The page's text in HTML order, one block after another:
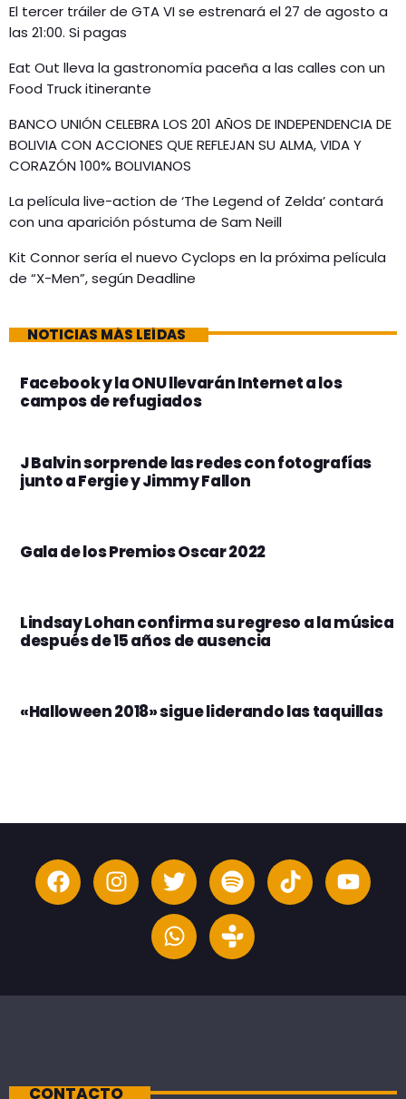
El tercer tráiler de GTA VI se estrenará el 27 de agosto a
las 21:00. Si pagas
Eat Out lleva la gastronomía paceña a las calles con un
Food Truck itinerante
BANCO UNIÓN CELEBRA LOS 201 AÑOS DE INDEPENDENCIA DE
BOLIVIA CON ACCIONES QUE REFLEJAN SU ALMA, VIDA Y
CORAZÓN 100% BOLIVIANOS
La película live-action de ‘The Legend of Zelda’ contará
con una aparición póstuma de Sam Neill
Kit Connor sería el nuevo Cyclops en la próxima película
de “X-Men”, según Deadline
NOTICIAS MÁS LEÍDAS
Facebook y la ONU llevarán Internet a los
campos de refugiados
J Balvin sorprende las redes con fotografías
junto a Fergie y Jimmy Fallon
Gala de los Premios Oscar 2022
Lindsay Lohan confirma su regreso a la música
después de 15 años de ausencia
«Halloween 2018» sigue liderando las taquillas
CONTACTO